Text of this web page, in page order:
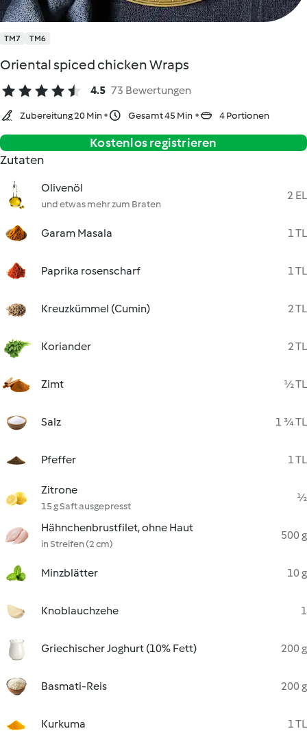
TM7 TM6
Oriental spiced chicken Wraps
4.5 73 Bewertungen
Zubereitung 20 Min Gesamt 45 Min 4 Portionen
Kostenlos registrieren
Zutaten
Olivenöl
und etwas mehr zum Braten
2 EL
Garam Masala 1 TL
Paprika rosenscharf 1 TL
Kreuzkümmel (Cumin) 2 TL
Koriander 2 TL
Zimt ½ TL
Salz 1 ¾ TL
Pfeffer 1 TL
Zitrone
15 g Saft ausgepresst
½
Hähnchenbrustfilet, ohne Haut
in Streifen (2 cm)
500 g
Minzblätter 10 g
Knoblauchzehe 1
Griechischer Joghurt (10% Fett) 200 g
Basmati-Reis 200 g
Kurkuma 1 TL